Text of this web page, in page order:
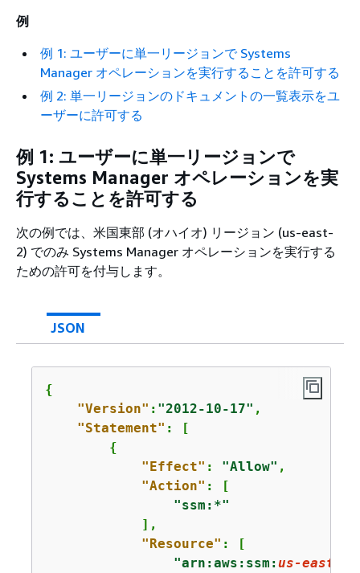
例
例 1: ユーザーに単一リージョンで Systems
Manager オペレーションを実行することを許可する
例 2: 単一リージョンのドキュメントの一覧表示をユ
ーザーに許可する
例 1: ユーザーに単一リージョンで
Systems Manager オペレーションを実
行することを許可する
次の例では、米国東部 (オハイオ) リージョン (us-east-
2) でのみ Systems Manager オペレーションを実行する
ための許可を付与します。
JSON
{
"Version" : "2012-10-17" ,
"Statement" : [
{
"Effect" : "Allow" ,
"Action" : [
"ssm:*"
            ],
"Resource" : [
"arn:aws:ssm:us-east-1